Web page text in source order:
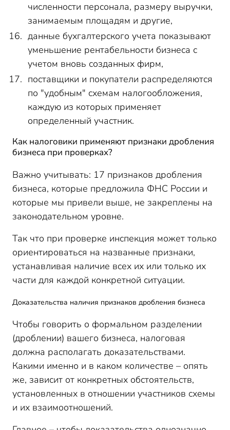
численности персонала, размеру выручки,
занимаемым площадям и другие,
данные бухгалтерского учета показывают
уменьшение рентабельности бизнеса с
учетом вновь созданных фирм,
поставщики и покупатели распределяются
по "удобным" схемам налогообложения,
каждую из которых применяет
определенный участник.
Как налоговики применяют признаки дробления
бизнеса при проверках?
Важно учитывать: 17 признаков дробления
бизнеса, которые предложила ФНС России и
которые мы привели выше, не закреплены на
законодательном уровне.
Так что при проверке инспекция может только
ориентироваться на названные признаки,
устанавливая наличие всех их или только их
части для каждой конкретной ситуации.
Доказательства наличия признаков дробления бизнеса
Чтобы говорить о формальном разделении
(дроблении) вашего бизнеса, налоговая
должна располагать доказательствами.
Какими именно и в каком количестве – опять
же, зависит от конкретных обстоятельств,
установленных в отношении участников схемы
и их взаимоотношений.